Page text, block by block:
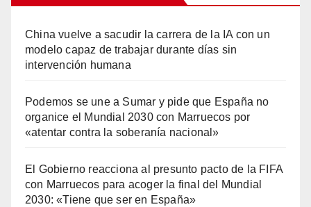
China vuelve a sacudir la carrera de la IA con un
modelo capaz de trabajar durante días sin
intervención humana
Podemos se une a Sumar y pide que España no
organice el Mundial 2030 con Marruecos por
«atentar contra la soberanía nacional»
El Gobierno reacciona al presunto pacto de la FIFA
con Marruecos para acoger la final del Mundial
2030: «Tiene que ser en España»